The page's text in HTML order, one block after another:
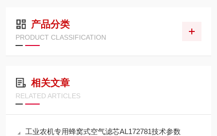
产品分类
PRODUCT CLASSIFICATION
相关文章
RELATED ARTICLES
工业农机专用蜂窝式空气滤芯AL172781技术参数